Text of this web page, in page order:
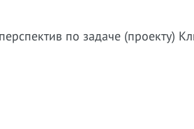
по задаче (проекту)